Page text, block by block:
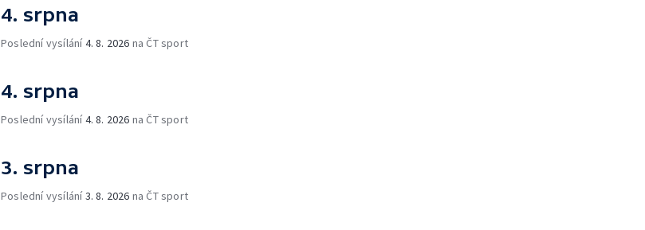
4. srpna
Poslední vysílání4. 8. 2026 na ČT sport
4. srpna
Poslední vysílání4. 8. 2026 na ČT sport
3. srpna
Poslední vysílání3. 8. 2026 na ČT sport